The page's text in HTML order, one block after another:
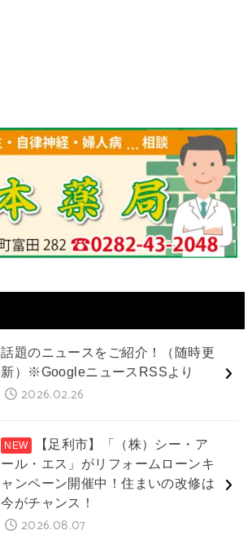
話題のニュースをご紹介！（随時更
新）※GoogleニュースRSSより
2026.02.26
【足利市】「（株）シー・ア
ール・エス」がリフォームローンキ
ャンペーン開催中！住まいの改修は
今がチャンス！
2026.08.07